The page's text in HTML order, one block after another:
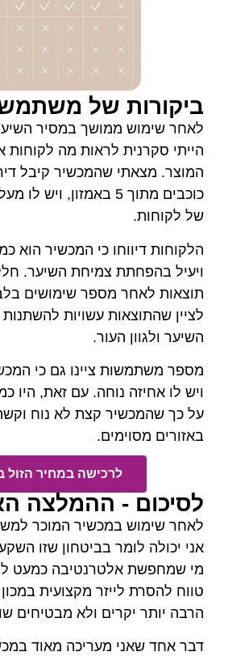
של משתמשות אחרות
לראות מה לקוחות אחרות חשבו על
המוצר. מצאתי שהמכשיר קיבל דירוג גבוה של 4.3
כוכבים מתוך 5 באמזון, ויש לו מעל 6,000 ביקורות
כי המכשיר הוא כמעט ללא כאבים
צמיחת השיער. חלק אפילו ראו
שימושים בלבד. עם זאת, חשוב
עשויות להשתנות בהתאם לסוג
ציינו גם כי המכשיר קל לשימוש
עם זאת, היו כמה תלונות בודדות
קצת לא נוח וקשה להשתמש בו
במחיר הזול ביותר
ההמלצה האישית שלי
המוכר למשך מספר חודשים,
בביטחון שזו השקעה גדולה עבור כל
כמעט ללא כאבים וארוכת
מקצועית במכון (שהטיפולים בו
ולא מבטיחים שום תוצאות).
מעריכה מאוד במכשיר הזה הוא קלות